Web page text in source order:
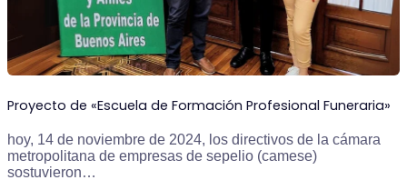
Proyecto de «Escuela de Formación Profesional Funeraria»
hoy, 14 de noviembre de 2024, los directivos de la cámara
metropolitana de empresas de sepelio (camese)
sostuvieron…